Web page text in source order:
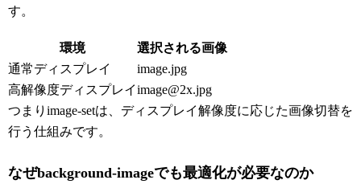
す。
環境
選択される画像
通常ディスプレイ
image.jpg
高解像度ディスプレイimage@2x.jpg
つまりimage-setは、ディスプレイ解像度に応じた画像切替を
行う仕組みです。
なぜbackground-imageでも最適化が必要なのか